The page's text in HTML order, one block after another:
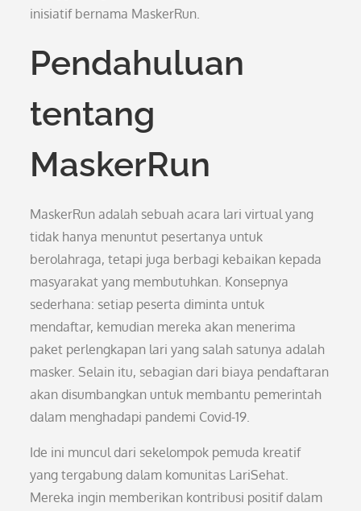
inisiatif bernama MaskerRun.
Pendahuluan
tentang
MaskerRun
MaskerRun adalah sebuah acara lari virtual yang
tidak hanya menuntut pesertanya untuk
berolahraga, tetapi juga berbagi kebaikan kepada
masyarakat yang membutuhkan. Konsepnya
sederhana: setiap peserta diminta untuk
mendaftar, kemudian mereka akan menerima
paket perlengkapan lari yang salah satunya adalah
masker. Selain itu, sebagian dari biaya pendaftaran
akan disumbangkan untuk membantu pemerintah
dalam menghadapi pandemi Covid-19.
Ide ini muncul dari sekelompok pemuda kreatif
yang tergabung dalam komunitas LariSehat.
Mereka ingin memberikan kontribusi positif dalam